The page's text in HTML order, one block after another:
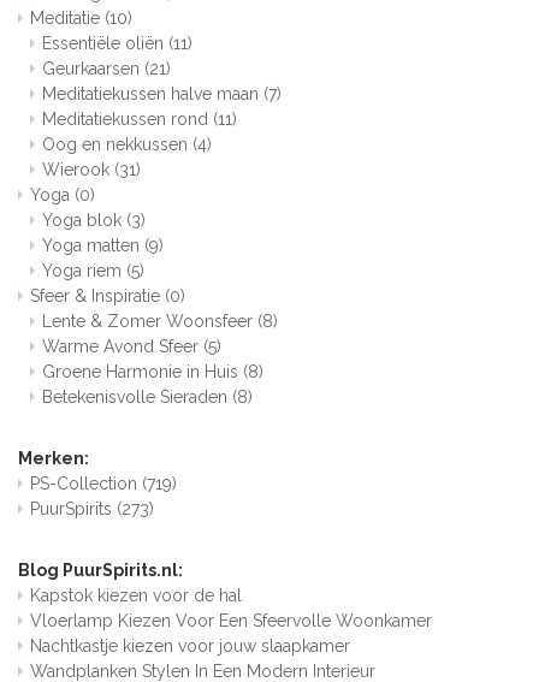
Meditatie (10)
Essentiële oliën (11)
Geurkaarsen (21)
Meditatiekussen halve maan (7)
Meditatiekussen rond (11)
Oog en nekkussen (4)
Wierook (31)
Yoga (0)
Yoga blok (3)
Yoga matten (9)
Yoga riem (5)
Sfeer & Inspiratie (0)
Lente & Zomer Woonsfeer (8)
Warme Avond Sfeer (5)
Groene Harmonie in Huis (8)
Betekenisvolle Sieraden (8)
Merken:
PS-Collection (719)
PuurSpirits (273)
Blog PuurSpirits.nl:
Kapstok kiezen voor de hal
Vloerlamp Kiezen Voor Een Sfeervolle Woonkamer
Nachtkastje kiezen voor jouw slaapkamer
Wandplanken Stylen In Een Modern Interieur